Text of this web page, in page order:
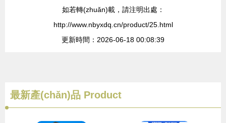
如若轉(zhuǎn)載，請注明出處：
http://www.nbyxdq.cn/product/25.html
更新時間：2026-06-18 00:08:39
最新產(chǎn)品 Product